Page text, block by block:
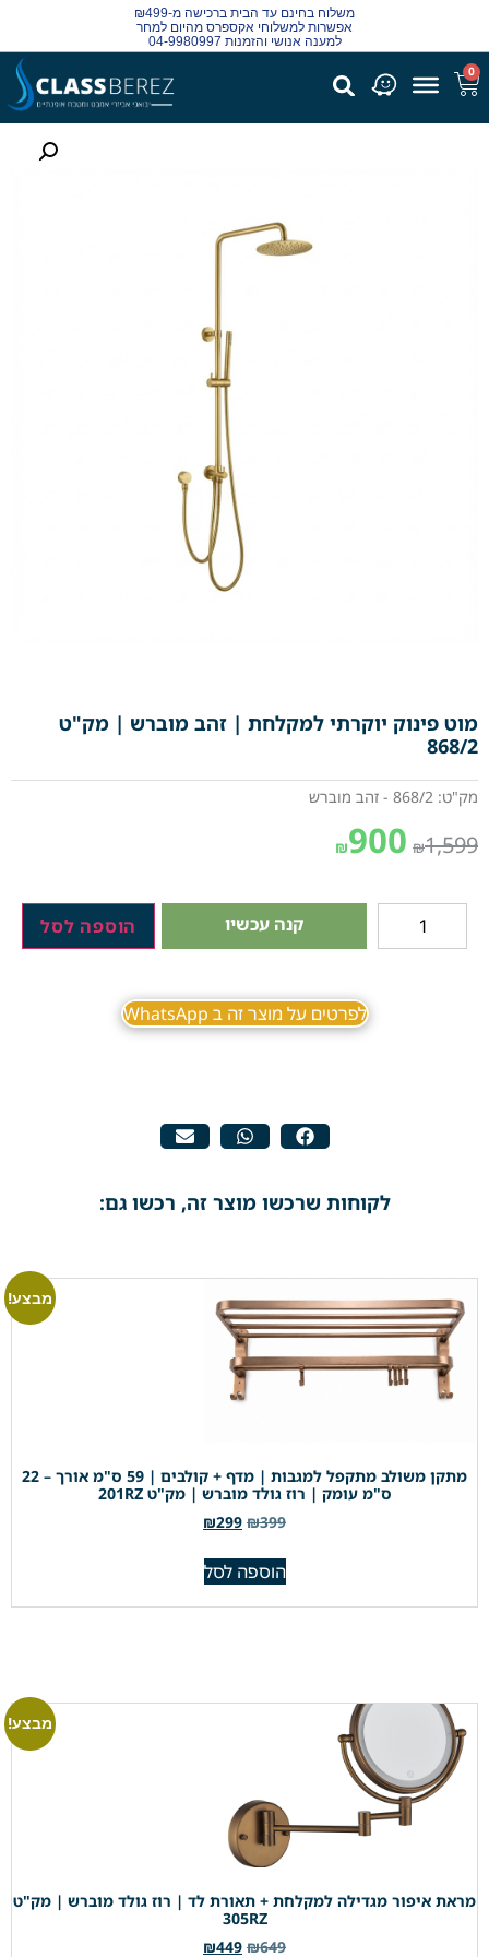
משלוח בחינם עד הבית ברכישה מ-₪499
אפשרות למשלוחי אקספרס מהיום למחר
למענה אנושי והזמנות 04-9980997
0
מוט פינוק יוקרתי למקלחת | זהב מוברש | מק"ט
868/2
מק"ט: 868/2 - זהב מוברש
₪1,599
₪900
קנה עכשיו הוספה לסל
לפרטים על מוצר זה ב WhatsApp
לקוחות שרכשו מוצר זה, רכשו גם:
מבצע!
מתקן משולב מתקפל למגבות | מדף + קולבים | 59 ס"מ אורך – 22
ס"מ עומק | רוז גולד מוברש | מק"ט 201RZ
₪399
₪299
הוספה לסל
מבצע!
מראת איפור מגדילה למקלחת + תאורת לד | רוז גולד מוברש | מק"ט
305RZ
₪649
₪449